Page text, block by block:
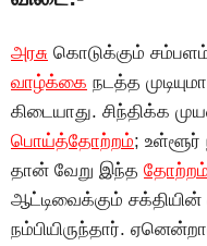
அரசு கொடுக்கும்
வாழ்க்கை நடத்த
கிடையாது. சிந்திக்க
பொய்த்தோற்றம்; உள்ளூர்
தான் வேறு இந்த தோற்றம்
ஆட்டிவைக்கும் சக்தியின்
நம்பியிருந்தார்.